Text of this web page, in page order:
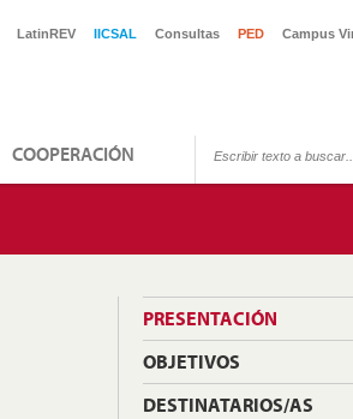
LatinREV IICSAL Consultas PED Campus
COOPERACIÓN
PRESENTACIÓN
OBJETIVOS
DESTINATARIOS/AS